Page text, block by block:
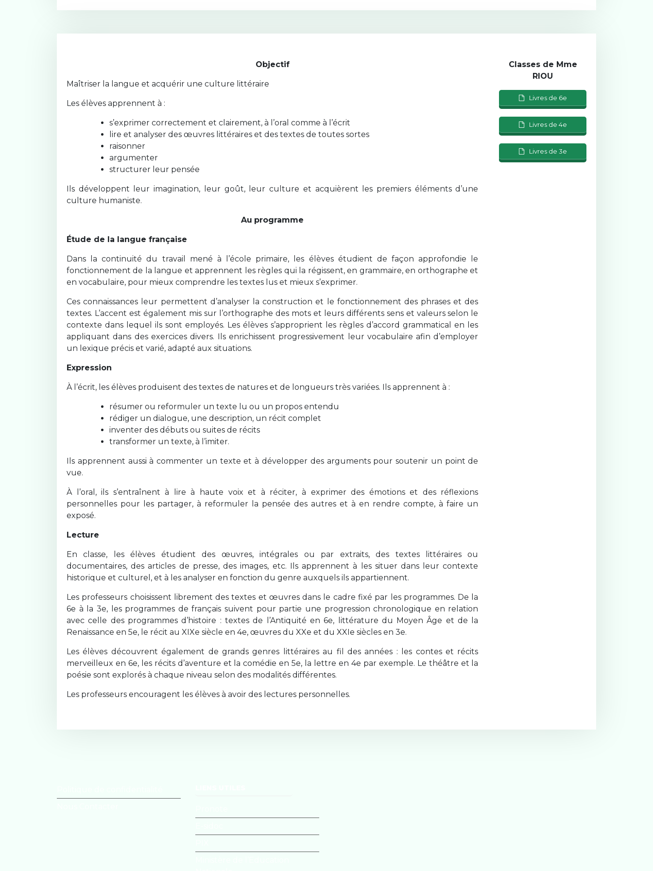
Objectif
Maîtriser la langue et acquérir une culture littéraire
Les élèves apprennent à :
s’exprimer correctement et clairement, à l’oral comme à l’écrit
lire et analyser des œuvres littéraires et des textes de toutes sortes
raisonner
argumenter
structurer leur pensée
Ils développent leur imagination, leur goût, leur culture et acquièrent les premiers éléments d’une
culture humaniste.
Au programme
Étude de la langue française
Dans la continuité du travail mené à l’école primaire, les élèves étudient de façon approfondie le
fonctionnement de la langue et apprennent les règles qui la régissent, en grammaire, en orthographe et
en vocabulaire, pour mieux comprendre les textes lus et mieux s’exprimer.
Ces connaissances leur permettent d’analyser la construction et le fonctionnement des phrases et des
textes. L’accent est également mis sur l’orthographe des mots et leurs différents sens et valeurs selon le
contexte dans lequel ils sont employés. Les élèves s’approprient les règles d’accord grammatical en les
appliquant dans des exercices divers. Ils enrichissent progressivement leur vocabulaire afin d’employer
un lexique précis et varié, adapté aux situations.
Expression
À l’écrit, les élèves produisent des textes de natures et de longueurs très variées. Ils apprennent à :
résumer ou reformuler un texte lu ou un propos entendu
rédiger un dialogue, une description, un récit complet
inventer des débuts ou suites de récits
transformer un texte, à l’imiter.
Ils apprennent aussi à commenter un texte et à développer des arguments pour soutenir un point de
vue.
À l’oral, ils s’entraînent à lire à haute voix et à réciter, à exprimer des émotions et des réflexions
personnelles pour les partager, à reformuler la pensée des autres et à en rendre compte, à faire un
exposé.
Lecture
En classe, les élèves étudient des œuvres, intégrales ou par extraits, des textes littéraires ou
documentaires, des articles de presse, des images, etc. Ils apprennent à les situer dans leur contexte
historique et culturel, et à les analyser en fonction du genre auxquels ils appartiennent.
Les professeurs choisissent librement des textes et œuvres dans le cadre fixé par les programmes. De la
6e à la 3e, les programmes de français suivent pour partie une progression chronologique en relation
avec celle des programmes d’histoire : textes de l’Antiquité en 6e, littérature du Moyen Âge et de la
Renaissance en 5e, le récit au XIXe siècle en 4e, œuvres du XXe et du XXIe siècles en 3e.
Les élèves découvrent également de grands genres littéraires au fil des années : les contes et récits
merveilleux en 6e, les récits d’aventure et la comédie en 5e, la lettre en 4e par exemple. Le théâtre et la
poésie sont explorés à chaque niveau selon des modalités différentes.
Les professeurs encouragent les élèves à avoir des lectures personnelles.
Classes de Mme
RIOU
Livres de 6e
Livres de 4e
Livres de 3e